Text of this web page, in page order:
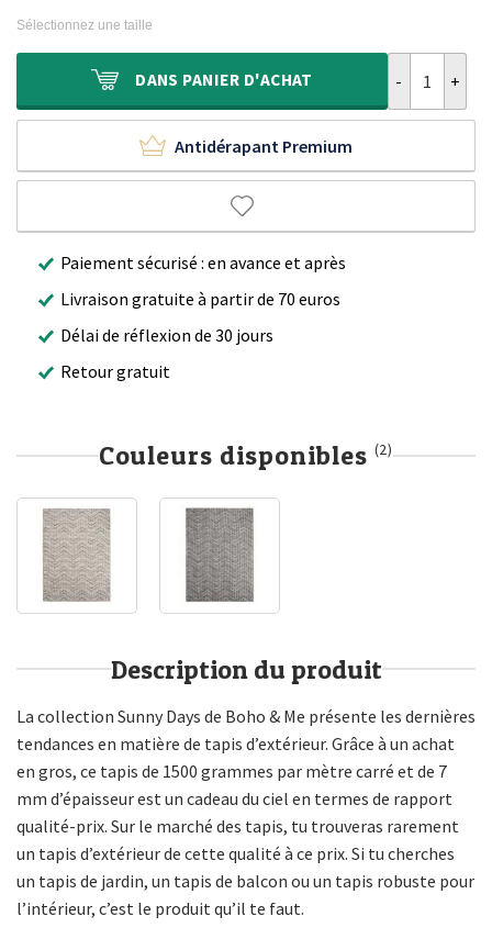
300,00 €.
156,95 €.
Sélectionnez une taille
DANS PANIER D'ACHAT
Antidérapant Premium
Paiement sécurisé : en avance et après
Livraison gratuite à partir de 70 euros
Délai de réflexion de 30 jours
Retour gratuit
Couleurs disponibles (2)
Description du produit
La collection Sunny Days de Boho & Me présente les dernières
tendances en matière de tapis d’extérieur. Grâce à un achat
en gros, ce tapis de 1500 grammes par mètre carré et de 7
mm d’épaisseur est un cadeau du ciel en termes de rapport
qualité-prix. Sur le marché des tapis, tu trouveras rarement
un tapis d’extérieur de cette qualité à ce prix. Si tu cherches
un tapis de jardin, un tapis de balcon ou un tapis robuste pour
l’intérieur, c’est le produit qu’il te faut.